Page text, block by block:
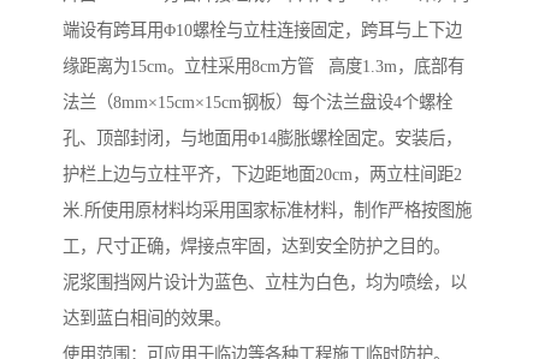
端设有跨耳用Φ10螺栓与立柱连接固定，跨耳与上下边
缘距离为15cm。立柱采用8cm方管 高度1.3m，底部有
法兰（8mm×15cm×15cm钢板）每个法兰盘设4个螺栓
孔、顶部封闭，与地面用Φ14膨胀螺栓固定。安装后，
护栏上边与立柱平齐，下边距地面20cm，两立柱间距2
米.所使用原材料均采用国家标准材料，制作严格按图施
工，尺寸正确，焊接点牢固，达到安全防护之目的。
泥浆围挡网片设计为蓝色、立柱为白色，均为喷绘，以
达到蓝白相间的效果。
使用范围：可应用于临边等各种工程施工临时防护。